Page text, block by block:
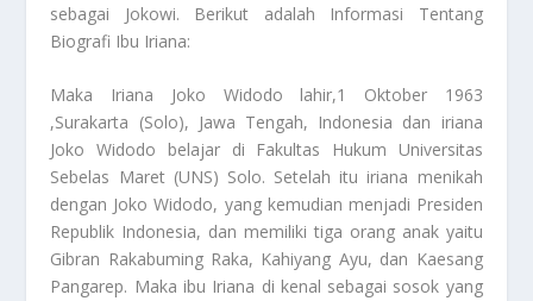
sebagai Jokowi. Berikut adalah Informasi Tentang
Biografi Ibu Iriana:
Maka Iriana Joko Widodo lahir,1 Oktober 1963
,Surakarta (Solo), Jawa Tengah, Indonesia dan iriana
Joko Widodo belajar di Fakultas Hukum Universitas
Sebelas Maret (UNS) Solo. Setelah itu iriana menikah
dengan Joko Widodo, yang kemudian menjadi Presiden
Republik Indonesia, dan memiliki tiga orang anak yaitu
Gibran Rakabuming Raka, Kahiyang Ayu, dan Kaesang
Pangarep. Maka ibu Iriana di kenal sebagai sosok yang